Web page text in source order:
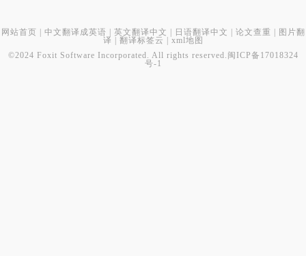
网站首页 中文翻译成英语 英文翻译中文 日语翻译中文 论文查重
图片翻
译
翻译标签云
xml地图
©2024 Foxit Software Incorporated. All rights reserved. 闽ICP备17018324
号-1